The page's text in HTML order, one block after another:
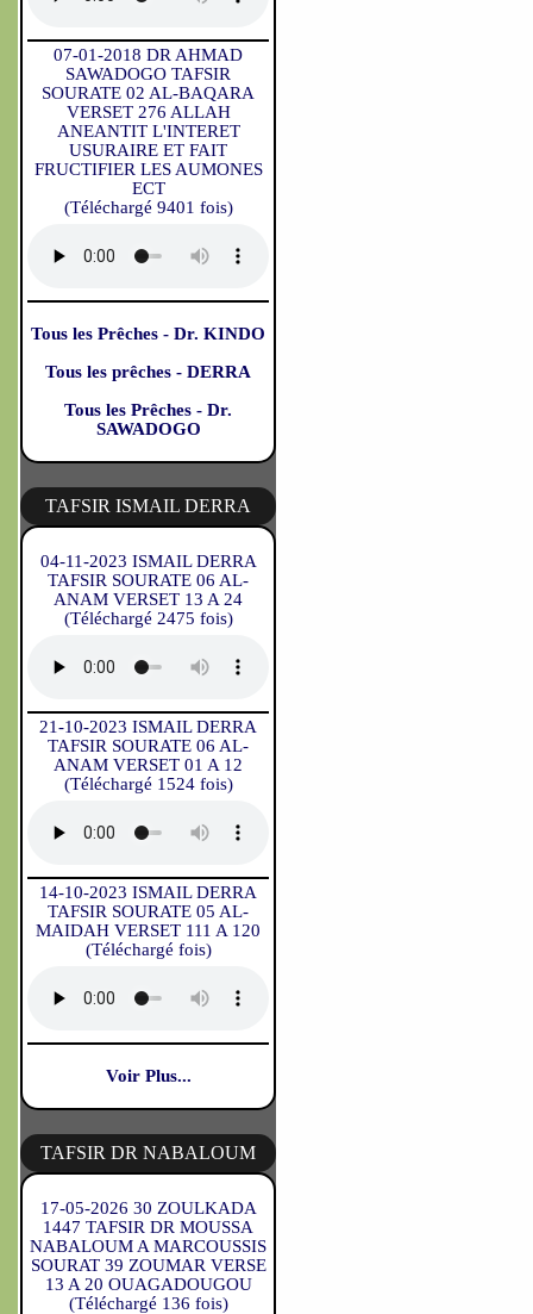
07-01-2018 DR AHMAD
SAWADOGO TAFSIR
SOURATE 02 AL-BAQARA
VERSET 276 ALLAH
ANEANTIT L'INTERET
USURAIRE ET FAIT
FRUCTIFIER LES AUMONES
ECT
(Téléchargé 9401 fois)
Tous les Prêches - Dr. KINDO
Tous les prêches - DERRA
Tous les Prêches - Dr.
SAWADOGO
TAFSIR ISMAIL DERRA
04-11-2023 ISMAIL DERRA
TAFSIR SOURATE 06 AL-
ANAM VERSET 13 A 24
(Téléchargé 2475 fois)
21-10-2023 ISMAIL DERRA
TAFSIR SOURATE 06 AL-
ANAM VERSET 01 A 12
(Téléchargé 1524 fois)
14-10-2023 ISMAIL DERRA
TAFSIR SOURATE 05 AL-
MAIDAH VERSET 111 A 120
(Téléchargé fois)
Voir Plus...
TAFSIR DR NABALOUM
17-05-2026 30 ZOULKADA
1447 TAFSIR DR MOUSSA
NABALOUM A MARCOUSSIS
SOURAT 39 ZOUMAR VERSE
13 A 20 OUAGADOUGOU
(Téléchargé 136 fois)